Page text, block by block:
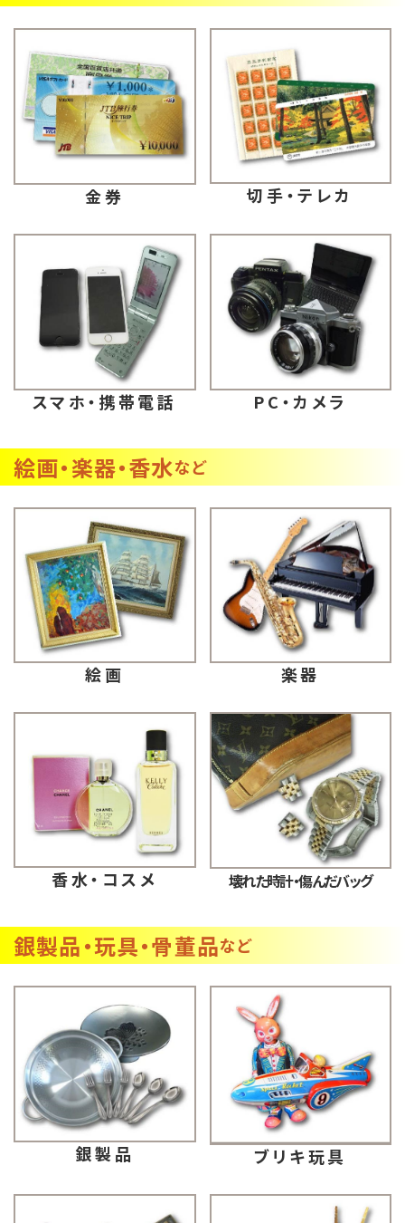
金券 切手・テレカ
スマホ・携帯電話 PC・カメラ
絵画・楽器・香水など
絵画 楽器
香水・コスメ 壊れた時計・傷んだバッグ
銀製品・玩具・骨董品など
銀製品 ブリキ玩具